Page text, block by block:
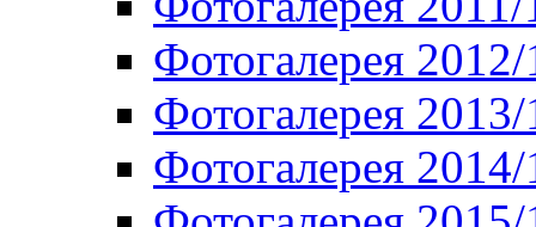
Фотогалерея
Фотогалерея
Фотогалерея